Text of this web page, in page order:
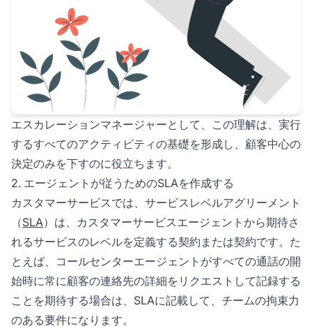
エスカレーションマネージャーとして、この理解は、実行
するすべてのアクティビティの基礎を形成し、顧客中心の
決定のみを下すのに役立ちます。
2. エージェントが従うためのSLAを作成する
カスタマーサービスでは、サービスレベルアグリーメント
（SLA）は、カスタマーサービスエージェントから期待さ
れるサービスのレベルを定義する契約または契約です。た
とえば、コールセンターエージェントがすべての通話の開
始時に常に顧客の連絡先の詳細をリクエストして記録する
ことを期待する場合は、SLAに記載して、チームの拘束力
のある要件になります。